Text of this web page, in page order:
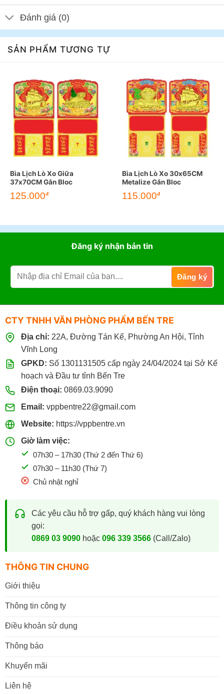
Đánh giá (0)
SẢN PHẨM TƯƠNG TỰ
Bìa Lịch Lò Xo Giữa
37x70CM Gắn Bloc
125.000đ
Bìa Lịch Lò Xo 30x65CM
Metalize Gắn Bloc
115.000đ
Đăng ký nhận bản tin
CTY TNHH VĂN PHÒNG PHẨM BẾN TRE
Địa chỉ: 22A, Đường Tán Kế, Phường An Hội, Tỉnh
Vĩnh Long
GPKD: Số 1301131505 cấp ngày 24/04/2024 tại Sở Kế
hoạch và Đầu tư tỉnh Bến Tre
Điện thoại: 0869.03.9090
Email: vppbentre22@gmail.com
Website: https://vppbentre.vn
Giờ làm việc:
07h30 – 17h30 (Thứ 2 đến Thứ 6)
07h30 – 11h30 (Thứ 7)
Chủ nhật nghỉ
Các yêu cầu hỗ trợ gấp, quý khách hàng vui lòng
gọi:
0869 03 9090hoặc 096 339 3566(Call/Zalo)
THÔNG TIN CHUNG
Giới thiệu
Thông tin công ty
Điều khoản sử dụng
Thông báo
Khuyến mãi
Liên hệ